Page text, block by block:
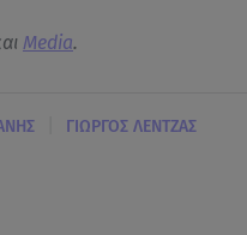
Media.
ΓΙΩΡΓΟΣ ΛΕΝΤΖΑΣ